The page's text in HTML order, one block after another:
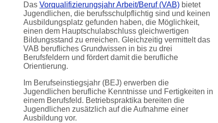
Das Vorqualifizierungsjahr Arbeit/Beruf (VAB) bietet
Jugendlichen, die berufsschulpflichtig sind und keinen
Ausbildungsplatz gefunden haben, die Möglichkeit,
einen dem Hauptschulabschluss gleichwertigen
Bildungsstand zu erreichen. Gleichzeitig vermittelt das
VAB berufliches Grundwissen in bis zu drei
Berufsfeldern und fördert damit die berufliche
Orientierung.
Im Berufseinstiegsjahr (BEJ) erwerben die
Jugendlichen berufliche Kenntnisse und Fertigkeiten in
einem Berufsfeld. Betriebspraktika bereiten die
Jugendlichen zusätzlich auf die Aufnahme einer
Ausbildung vor.